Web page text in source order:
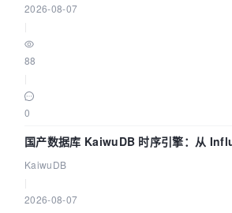
2026-08-07
88
0
国产数据库 KaiwuDB 时序引擎：从
技术路径
KaiwuDB
2026-08-07